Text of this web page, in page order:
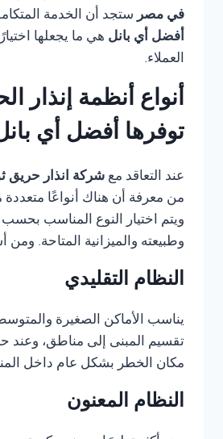
في مصر ستجد أن الخدمة
أفضل أي بانل هي ما يجعلها
العملاء.
أنواع أنظمة إنذار
توفرها أفضل أي
عند التعاقد مع شركة انذار
من معرفة أن هناك أنواعًا متعددة
ويتم اختيار النوع المناسب
وطبيعته والميزانية المتاحة.
النظام التقليدي
يناسب الأماكن الصغيرة
تقسيم المبنى إلى مناطق، وعند
مكان الخطر بشكل عام داخل
النظام المعنون